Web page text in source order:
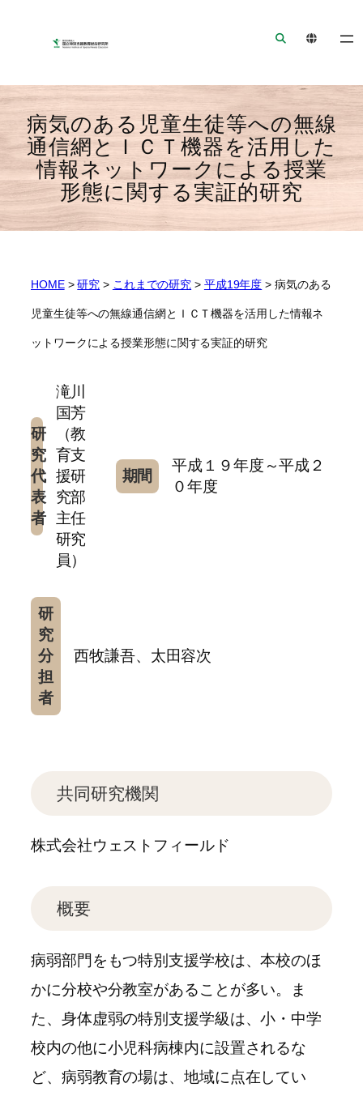
シ
ジ
ャ
ン
へ
ジ
へ
プ
病気のある児童生徒等への無線
通信網とＩＣＴ機器を活用した
情報ネットワークによる授業
形態に関する実証的研究
HOME>研究 > これまでの研究 > 平成19年度 > 病気のある
児童生徒等への無線通信網とＩＣＴ機器を活用した情報ネ
ットワークによる授業形態に関する実証的研究
研
究
代
表
者
滝川
国芳
（教
育支
援研
究部
主任
研究
員）
期間
平成１９年度～平成２
０年度
研
究
分
担
者
西牧謙吾、太田容次
共同研究機関
株式会社ウェストフィールド
概要
病弱部門をもつ特別支援学校は、本校のほ
かに分校や分教室があることが多い。ま
た、身体虚弱の特別支援学級は、小・中学
校内の他に小児科病棟内に設置されるな
ど、病弱教育の場は、地域に点在してい